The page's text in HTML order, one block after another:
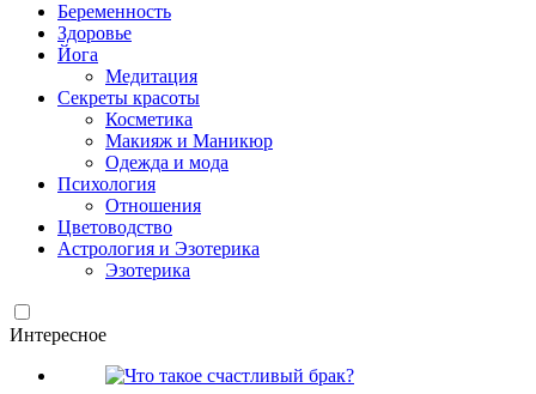
Беременность
Здоровье
Йога
Медитация
Секреты красоты
Косметика
Макияж и Маникюр
Одежда и мода
Психология
Отношения
Цветоводство
Астрология и Эзотерика
Эзотерика
Интересное